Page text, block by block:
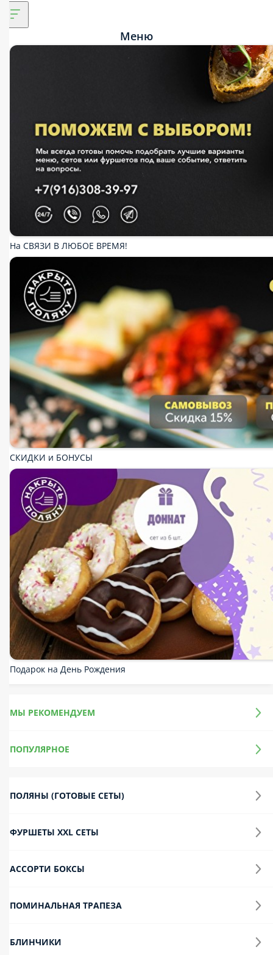
Меню
На СВЯЗИ В ЛЮБОЕ ВРЕМЯ!
СКИДКИ и БОНУСЫ
Подарок на День Рождения
МЫ РЕКОМЕНДУЕМ
ПОПУЛЯРНОЕ
ПОЛЯНЫ (ГОТОВЫЕ СЕТЫ)
ФУРШЕТЫ XXL СЕТЫ
АССОРТИ БОКСЫ
ПОМИНАЛЬНАЯ ТРАПЕЗА
БЛИНЧИКИ